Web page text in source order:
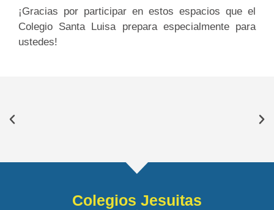
¡Gracias por participar en estos espacios que el
Colegio Santa Luisa prepara especialmente para
ustedes!
Colegios Jesuitas